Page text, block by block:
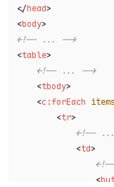
</head>
<body>
<!-- ... -->
<table>
<!-- ... -->
<tbody>
<c:forEach items
<tr>
<!--
<td>
<